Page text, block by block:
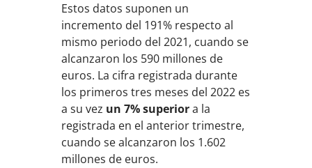
Estos datos suponen un
incremento del 191% respecto al
mismo periodo del 2021, cuando se
alcanzaron los 590 millones de
euros. La cifra registrada durante
los primeros tres meses del 2022 es
a su vez un 7% superiora la
registrada en el anterior trimestre,
cuando se alcanzaron los 1.602
millones de euros.